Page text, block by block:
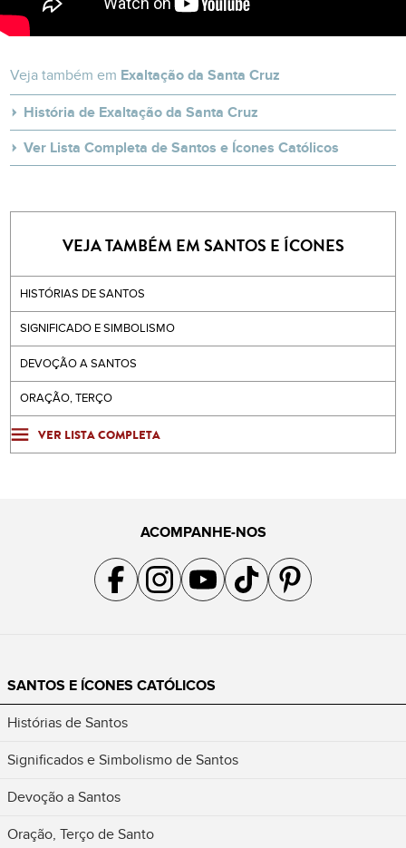
Veja também em Exaltação da Santa Cruz
História de Exaltação da Santa Cruz
Ver Lista Completa de Santos e Ícones Católicos
VEJA TAMBÉM EM SANTOS E ÍCONES
HISTÓRIAS DE SANTOS
SIGNIFICADO E SIMBOLISMO
DEVOÇÃO A SANTOS
ORAÇÃO, TERÇO
VER LISTA COMPLETA
ACOMPANHE-NOS
Acompanhe a gente no Facebook
Acompanhe a gente no Instagram
Acompanhe a gente no YouTube
Acompanhe a gente no TikTok
Acompanhe a gente no
SANTOS E ÍCONES CATÓLICOS
Histórias de Santos
Significados e Simbolismo de Santos
Devoção a Santos
Oração, Terço de Santo